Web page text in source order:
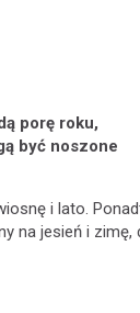
porę roku,
być noszone
i lato.
na jesień i zimę,